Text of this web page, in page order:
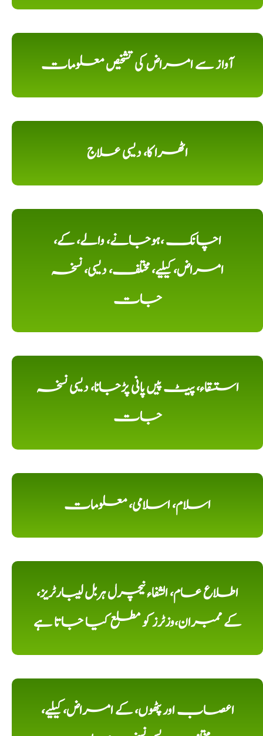
آواز سے امراض کی تشخیص معلومات
اٹھرا کا، دیسی علاج
اچانک ،ہوجانے، والے، کے،
امراض، کیلیے، مختلف، دیسی، نسخہ
جات
استسقاء، پیٹ پیں پانی پڑجانا، دیسی نسخہ
جات
اسلام، اسلامی، معلومات
اطلاع عام، الشفاء نیچرل ہربل لیبارٹریز،
کے ممبران،وزٹرز کو مطلع کیا جاتا ہے
اعصاب اور پٹھوں، کے امراض، کیلیے،